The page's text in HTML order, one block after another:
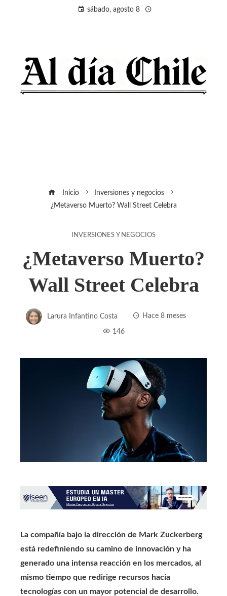
sábado, agosto 8
Inicio
Inversiones y negocios
¿Metaverso Muerto? Wall Street Celebra
INVERSIONES Y NEGOCIOS
¿Metaverso Muerto?
Wall Street Celebra
Larura Infantino Costa Hace 8 meses
146
La compañía bajo la dirección de Mark Zuckerberg
está redefiniendo su camino de innovación y ha
generado una intensa reacción en los mercados, al
mismo tiempo que redirige recursos hacia
tecnologías con un mayor potencial de desarrollo.